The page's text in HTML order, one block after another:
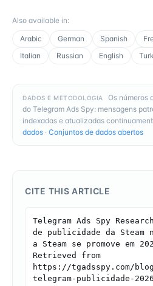
Also available in:
Arabic
German Spanish
Italian
Russian English
DADOS E METODOLOGIA
Os números
do Telegram Ads Spy: mensagens
indexadas e atualizadas
dados · Conjuntos de dados abertos
CITE THIS ARTICLE
Telegram Ads Spy
de publicidade da Steam
a Steam se promove em
Retrieved from
https://tgadsspy.com/
telegram-publicidade-2026